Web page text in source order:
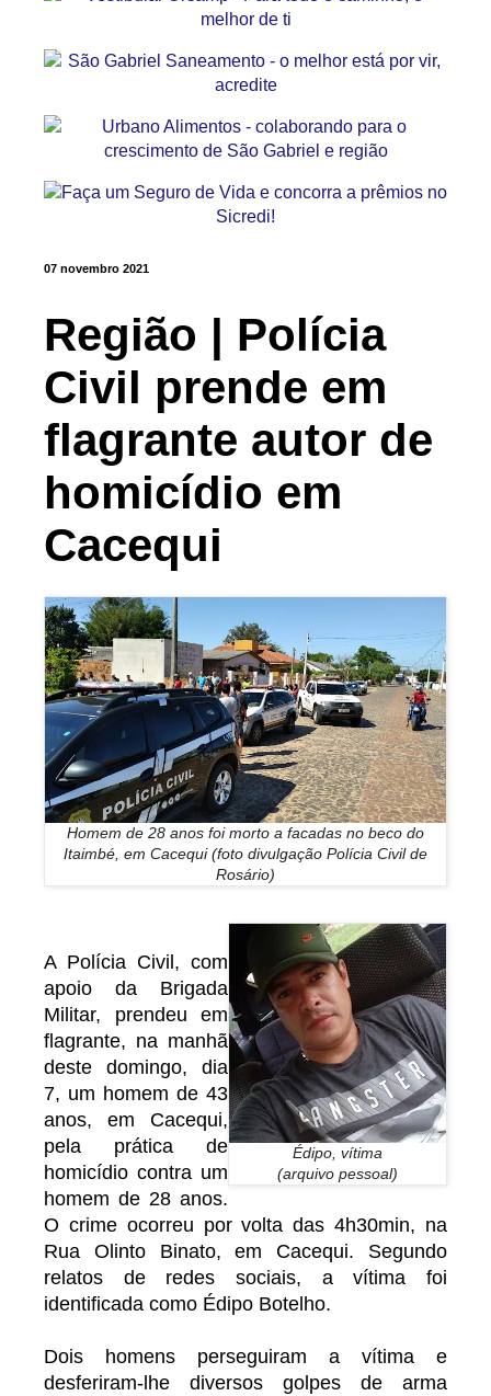
07 novembro 2021
Região | Polícia
Civil prende em
flagrante autor de
homicídio em
Cacequi
Homem de 28 anos foi morto a facadas no beco do
Itaimbé, em Cacequi (foto divulgação Polícia Civil de
Rosário)
Édipo, vítima
(arquivo pessoal)
A Polícia Civil, com
apoio da Brigada
Militar, prendeu em
flagrante, na manhã
deste domingo, dia
7, um homem de 43
anos, em Cacequi,
pela prática de
homicídio contra um
homem de 28 anos.
O crime ocorreu por volta das 4h30min, na
Rua Olinto Binato, em Cacequi. Segundo
relatos de redes sociais, a vítima foi
identificada como Édipo Botelho.
Dois homens perseguiram a vítima e
desferiram-lhe diversos golpes de arma